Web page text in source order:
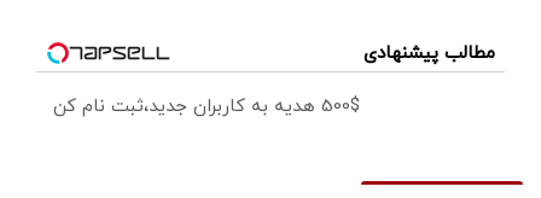
مطالب پیشنهادی
500$ هدیه به کاربران جدید،ثبت نام کن